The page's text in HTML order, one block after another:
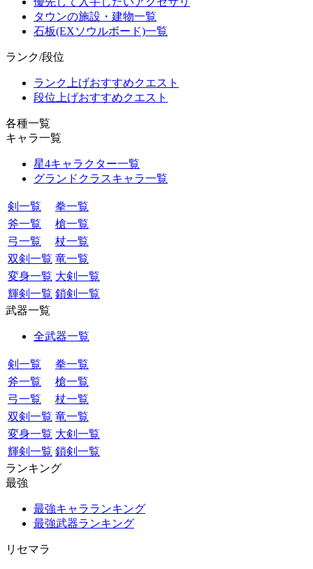
タウンの施設・建物一覧
石板(EXソウルボード)一覧
ランク/段位
ランク上げおすすめクエスト
段位上げおすすめクエスト
各種一覧
キャラ一覧
星4キャラクター一覧
グランドクラスキャラ一覧
剣一覧
拳一覧
斧一覧
槍一覧
弓一覧
杖一覧
双剣一覧 竜一覧
変身一覧 大剣一覧
輝剣一覧 鎖剣一覧
武器一覧
全武器一覧
剣一覧
拳一覧
斧一覧
槍一覧
弓一覧
杖一覧
双剣一覧 竜一覧
変身一覧 大剣一覧
輝剣一覧 鎖剣一覧
ランキング
最強
最強キャラランキング
最強武器ランキング
リセマラ